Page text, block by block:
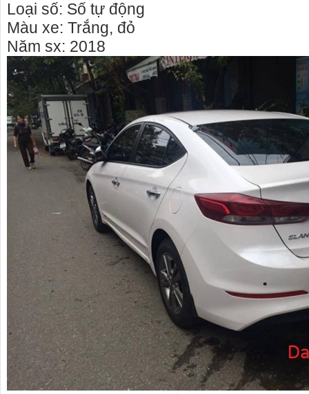
Loại số: Số tự động
Màu xe: Trắng, đỏ
Năm sx: 2018
cho thue xe may phu yen - cho thuê xe máy
phú yên
0387560028 cho thuê xe máy phú yên - Cho
thuê xe máy ở tại Tuy Hòa Phú Yên
Giấy vệ
phân phối
Chúng
sinh
cho
căn